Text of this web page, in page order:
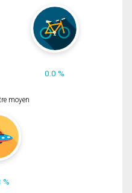
0.0 %
moyen
%